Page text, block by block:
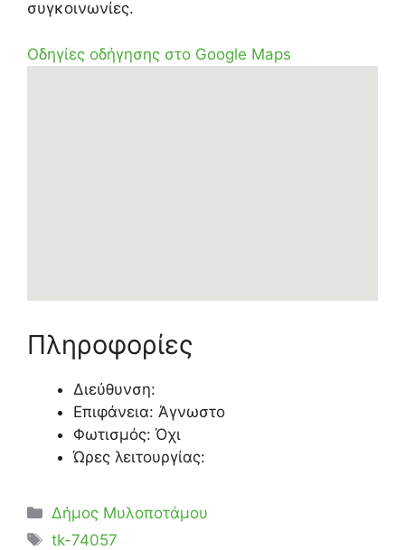
συγκοινωνίες.
Οδηγίες οδήγησης στο Google Maps
Πληροφορίες
Διεύθυνση:
Επιφάνεια: Άγνωστο
Φωτισμός: Όχι
Ώρες λειτουργίας:
Κατηγορίες
Δήμος Μυλοποτάμου
Ετικέτες
tk-74057